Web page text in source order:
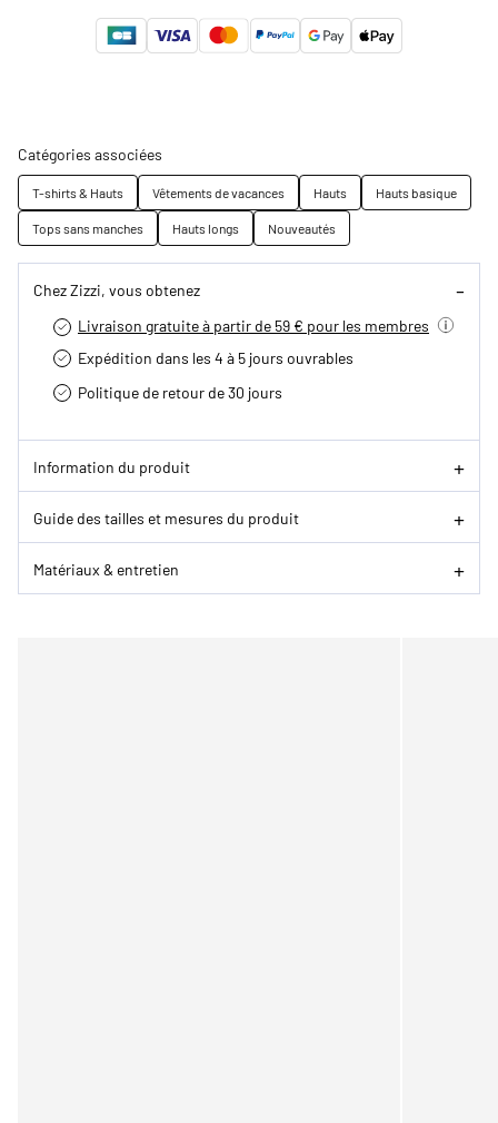
Catégories associées
T-shirts & Hauts Vêtements de vacances Hauts
Hauts basique
Tops sans manches
Hauts longs Nouveautés
Chez Zizzi, vous obtenez
Livraison gratuite à partir de 59 € pour les membres
Expédition dans les 4 à 5 jours ouvrables
Politique de retour de 30 jours
Information du produit
Guide des tailles et mesures du produit
Matériaux & entretien